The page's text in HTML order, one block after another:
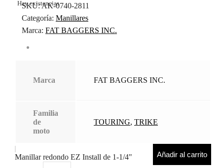
Hay existencias
SKU:AK-0740-2811
Categoría: Manillares
Marca: FAT BAGGERS INC.
Marca FAT BAGGERS INC.
Familia
de
moto
TOURING, TRIKE
Manillar redondo EZ Install de 1-1/4"
Añadir al carrito